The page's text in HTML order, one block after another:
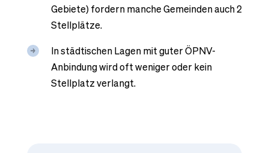
Gebiete) fordern manche Gemeinden auch 2
Stellplätze.
In städtischen Lagen mit guter ÖPNV-
Anbindung wird oft weniger oder kein
Stellplatz verlangt.